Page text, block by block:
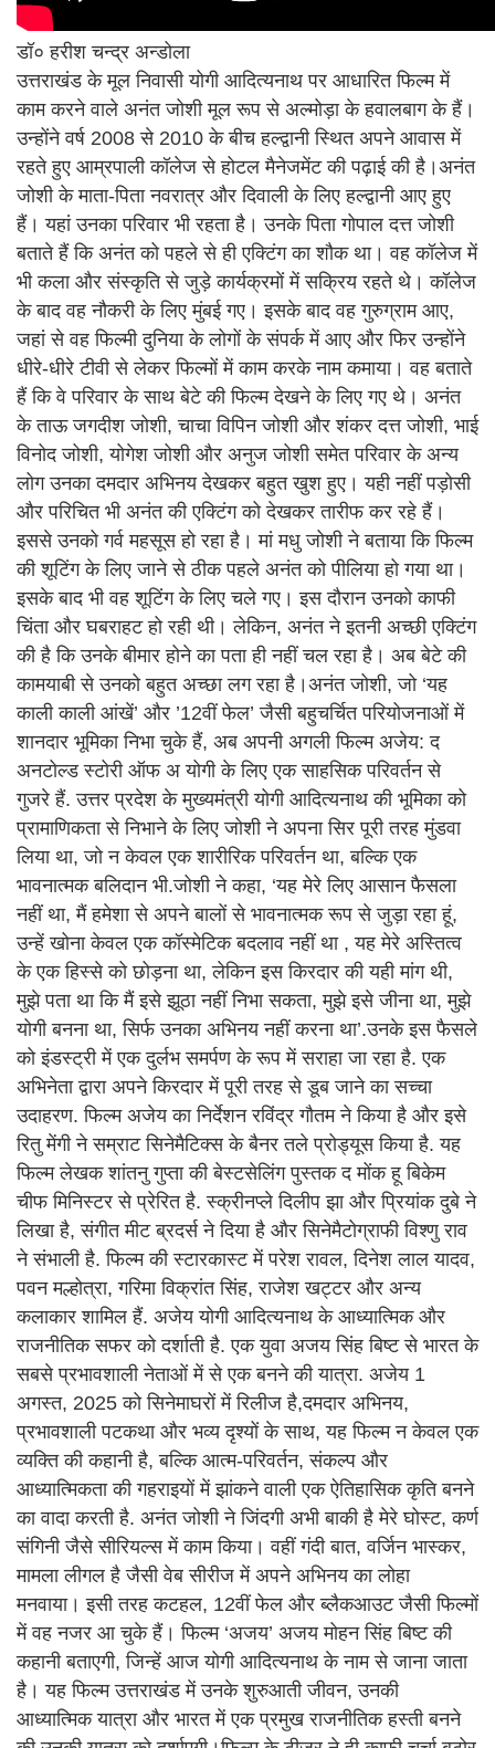
डॉ० हरीश चन्द्र अन्डोला
उत्तराखंड के मूल निवासी योगी आदित्यनाथ पर आधारित फिल्म में
काम करने वाले अनंत जोशी मूल रूप से अल्मोड़ा के हवालबाग के हैं।
उन्होंने वर्ष 2008 से 2010 के बीच हल्द्वानी स्थित अपने आवास में
रहते हुए आम्रपाली कॉलेज से होटल मैनेजमेंट की पढ़ाई की है।अनंत
जोशी के माता-पिता नवरात्र और दिवाली के लिए हल्द्वानी आए हुए
हैं। यहां उनका परिवार भी रहता है। उनके पिता गोपाल दत्त जोशी
बताते हैं कि अनंत को पहले से ही एक्टिंग का शौक था। वह कॉलेज में
भी कला और संस्कृति से जुड़े कार्यक्रमों में सक्रिय रहते थे। कॉलेज
के बाद वह नौकरी के लिए मुंबई गए। इसके बाद वह गुरुग्राम आए,
जहां से वह फिल्मी दुनिया के लोगों के संपर्क में आए और फिर उन्होंने
धीरे-धीरे टीवी से लेकर फिल्मों में काम करके नाम कमाया। वह बताते
हैं कि वे परिवार के साथ बेटे की फिल्म देखने के लिए गए थे। अनंत
के ताऊ जगदीश जोशी, चाचा विपिन जोशी और शंकर दत्त जोशी, भाई
विनोद जोशी, योगेश जोशी और अनुज जोशी समेत परिवार के अन्य
लोग उनका दमदार अभिनय देखकर बहुत खुश हुए। यही नहीं पड़ोसी
और परिचित भी अनंत की एक्टिंग को देखकर तारीफ कर रहे हैं।
इससे उनको गर्व महसूस हो रहा है। मां मधु जोशी ने बताया कि फिल्म
की शूटिंग के लिए जाने से ठीक पहले अनंत को पीलिया हो गया था।
इसके बाद भी वह शूटिंग के लिए चले गए। इस दौरान उनको काफी
चिंता और घबराहट हो रही थी। लेकिन, अनंत ने इतनी अच्छी एक्टिंग
की है कि उनके बीमार होने का पता ही नहीं चल रहा है। अब बेटे की
कामयाबी से उनको बहुत अच्छा लग रहा है।अनंत जोशी, जो ‘यह
काली काली आंखें’ और ’12वीं फेल’ जैसी बहुचर्चित परियोजनाओं में
शानदार भूमिका निभा चुके हैं, अब अपनी अगली फिल्म अजेय: द
अनटोल्ड स्टोरी ऑफ अ योगी के लिए एक साहसिक परिवर्तन से
गुजरे हैं. उत्तर प्रदेश के मुख्यमंत्री योगी आदित्यनाथ की भूमिका को
प्रामाणिकता से निभाने के लिए जोशी ने अपना सिर पूरी तरह मुंडवा
लिया था, जो न केवल एक शारीरिक परिवर्तन था, बल्कि एक
भावनात्मक बलिदान भी.जोशी ने कहा, ‘यह मेरे लिए आसान फैसला
नहीं था, मैं हमेशा से अपने बालों से भावनात्मक रूप से जुड़ा रहा हूं,
उन्हें खोना केवल एक कॉस्मेटिक बदलाव नहीं था , यह मेरे अस्तित्व
के एक हिस्से को छोड़ना था, लेकिन इस किरदार की यही मांग थी,
मुझे पता था कि मैं इसे झूठा नहीं निभा सकता, मुझे इसे जीना था, मुझे
योगी बनना था, सिर्फ उनका अभिनय नहीं करना था’.उनके इस फैसले
को इंडस्ट्री में एक दुर्लभ समर्पण के रूप में सराहा जा रहा है. एक
अभिनेता द्वारा अपने किरदार में पूरी तरह से डूब जाने का सच्चा
उदाहरण. फिल्म अजेय का निर्देशन रविंद्र गौतम ने किया है और इसे
रितु मेंगी ने सम्राट सिनेमैटिक्स के बैनर तले प्रोड्यूस किया है. यह
फिल्म लेखक शांतनु गुप्ता की बेस्टसेलिंग पुस्तक द मोंक हू बिकेम
चीफ मिनिस्टर से प्रेरित है. स्क्रीनप्ले दिलीप झा और प्रियांक दुबे ने
लिखा है, संगीत मीट ब्रदर्स ने दिया है और सिनेमैटोग्राफी विश्णु राव
ने संभाली है. फिल्म की स्टारकास्ट में परेश रावल, दिनेश लाल यादव,
पवन मल्होत्रा, गरिमा विक्रांत सिंह, राजेश खट्टर और अन्य
कलाकार शामिल हैं. अजेय योगी आदित्यनाथ के आध्यात्मिक और
राजनीतिक सफर को दर्शाती है. एक युवा अजय सिंह बिष्ट से भारत के
सबसे प्रभावशाली नेताओं में से एक बनने की यात्रा. अजेय 1
अगस्त, 2025 को सिनेमाघरों में रिलीज है,दमदार अभिनय,
प्रभावशाली पटकथा और भव्य दृश्यों के साथ, यह फिल्म न केवल एक
व्यक्ति की कहानी है, बल्कि आत्म-परिवर्तन, संकल्प और
आध्यात्मिकता की गहराइयों में झांकने वाली एक ऐतिहासिक कृति बनने
का वादा करती है. अनंत जोशी ने जिंदगी अभी बाकी है मेरे घोस्ट, कर्ण
संगिनी जैसे सीरियल्स में काम किया। वहीं गंदी बात, वर्जिन भास्कर,
मामला लीगल है जैसी वेब सीरीज में अपने अभिनय का लोहा
मनवाया। इसी तरह कटहल, 12वीं फेल और ब्लैकआउट जैसी फिल्मों
में वह नजर आ चुके हैं। फिल्म ‘अजय’ अजय मोहन सिंह बिष्ट की
कहानी बताएगी, जिन्हें आज योगी आदित्यनाथ के नाम से जाना जाता
है। यह फिल्म उत्तराखंड में उनके शुरुआती जीवन, उनकी
आध्यात्मिक यात्रा और भारत में एक प्रमुख राजनीतिक हस्ती बनने